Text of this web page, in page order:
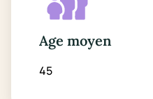
Age moyen
45